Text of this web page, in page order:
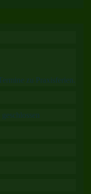
zu Praxisferien.